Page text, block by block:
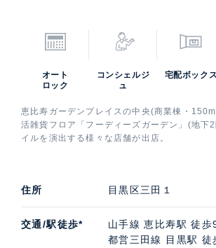
貸・売却査定などのご相談を承ってい
国内部、売買担当は住宅営業部です。
ラス壱番館の募集（貸す・売る）に際
近接やオフィス移転をお考えのお客様に
プレイスタワー の賃貸オフィス情報もご
オート
ロック
コンシェルジ
ュ
宅配ボックス
恵比寿ガーデンプレイスの中央(商業棟・
活雑貨フロア「フーディーズガーデン」(地下
イルを演出する様々な店舗が出店。
住所 目黒区三田１
交通/駅徒歩*
山手線 恵比寿駅 徒歩
都営三田線 目黒駅 徒